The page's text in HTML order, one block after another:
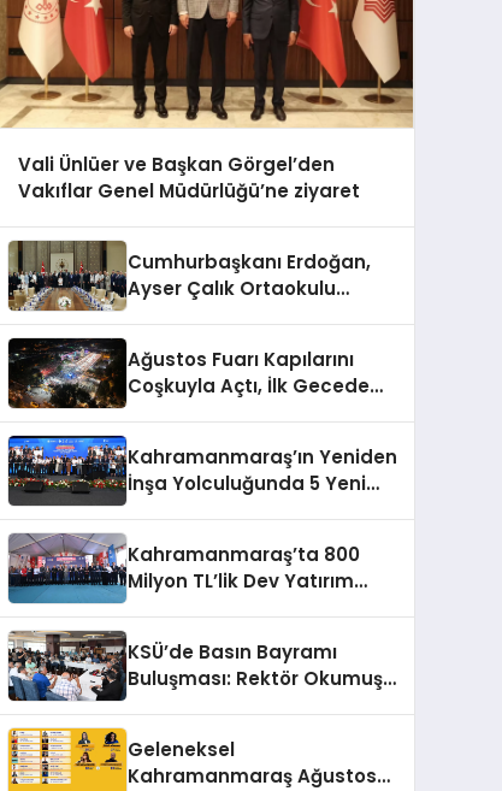
Vali Ünlüer ve Başkan Görgel’den
Vakıflar Genel Müdürlüğü’ne ziyaret
Cumhurbaşkanı Erdoğan,
Ayser Çalık Ortaokulu
Ağustos Fuarı Kapılarını
Coşkuyla Açtı, İlk Gecede
Kahramanmaraş’ın Yeniden
İnşa Yolculuğunda 5 Yeni
Kahramanmaraş’ta 800
Milyon TL’lik Dev Yatırım
KSÜ’de Basın Bayramı
Buluşması: Rektör Okumuş
Geleneksel
Kahramanmaraş Ağustos